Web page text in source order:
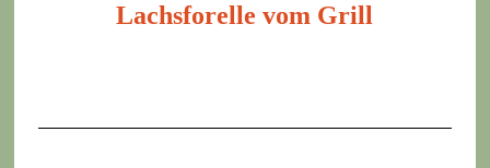
Lachsforelle vom Grill